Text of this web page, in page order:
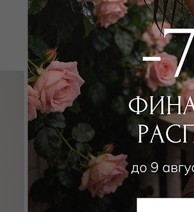
SEAFOLLY
Лиф мягкий
9 000₽ 17 000₽